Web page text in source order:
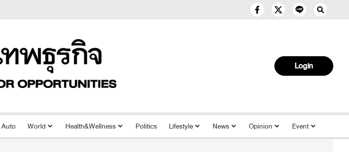
Login
Auto World Health&Wellness Politics Lifestyle News Opinion Event